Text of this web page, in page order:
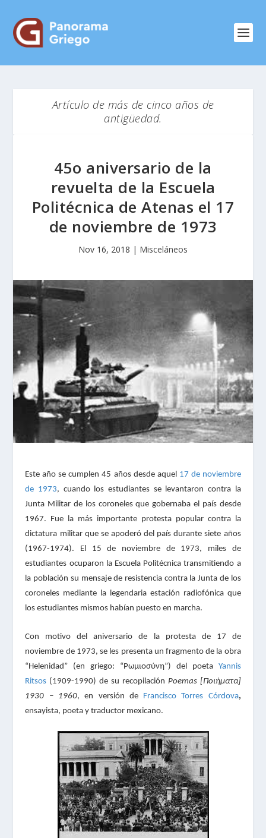
Artículo de más de cinco años de
antigüedad.
45ο aniversario de la
revuelta de la Escuela
Politécnica de Atenas el 17
de noviembre de 1973
Nov 16, 2018 | Misceláneos
Este año se cumplen 45 años desde aquel 17 de noviembre
de 1973, cuando los estudiantes se levantaron contra la
Junta Militar de los coroneles que gobernaba el país desde
1967. Fue la más importante protesta popular contra la
dictatura militar que se apoderó del país durante siete años
(1967-1974). El 15 de noviembre de 1973, miles de
estudiantes ocuparon la Escuela Politécnica transmitiendo a
la población su mensaje de resistencia contra la Junta de los
coroneles mediante la legendaria estación radiofónica que
los estudiantes mismos habían puesto en marcha.
Con motivo del aniversario de la protesta de 17 de
noviembre de 1973, se les presenta un fragmento de la obra
“Helenidad” (en griego: “Ρωμιοσύνη”) del poeta Yannis
Ritsos (1909-1990) de su recopilación Poemas [ Ποιήματα]
1930 – 1960, en versión de Francisco Torres Córdova,
ensayista, poeta y traductor mexicano.